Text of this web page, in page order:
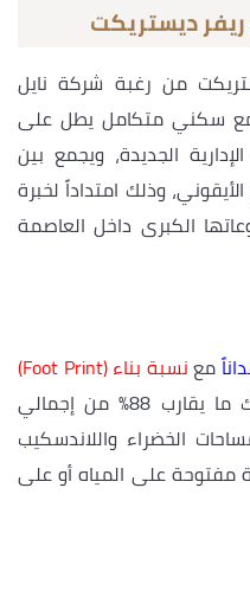
ديستريكت
من رغبة شركة نايل
سكني متكامل يطل على
الجديدة، ويجمع بين
وذلك امتداداً لخبرة
الكبرى داخل العاصمة
مع
نسبة بناء (Foot Print)
، وهو ما يترك ما يقارب 88% من إجمالي
الخضراء واللاندسكيب
مفتوحة على المياه أو على